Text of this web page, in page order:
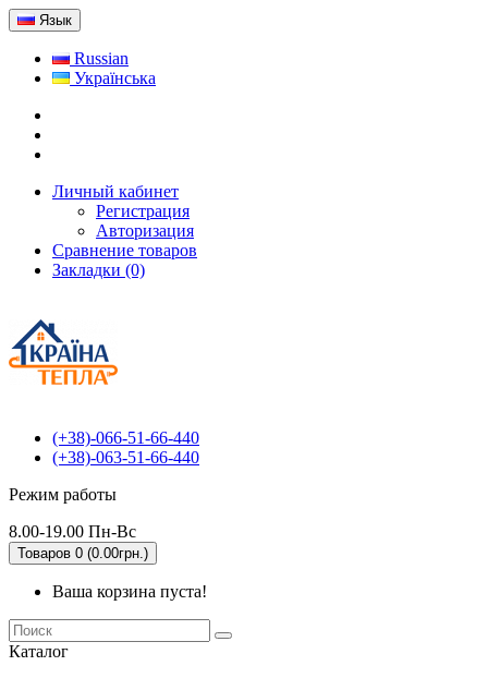
Язык
Russian
Українська
Личный кабинет
Регистрация
Авторизация
Сравнение товаров
Закладки (0)
(+38)-066-51-66-440
(+38)-063-51-66-440
Режим работы
8.00-19.00 Пн-Вс
Товаров 0 (0.00грн.)
Ваша корзина пуста!
Каталог